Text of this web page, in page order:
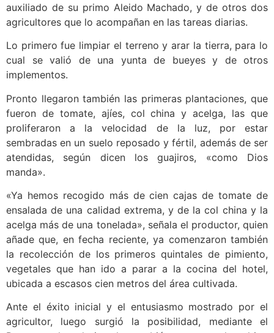
auxiliado de su primo Aleido Machado, y de otros dos
agricultores que lo acompañan en las tareas diarias.
Lo primero fue limpiar el terreno y arar la tierra, para lo
cual se valió de una yunta de bueyes y de otros
implementos.
Pronto llegaron también las primeras plantaciones, que
fueron de tomate, ajíes, col china y acelga, las que
proliferaron a la velocidad de la luz, por estar
sembradas en un suelo reposado y fértil, además de ser
atendidas, según dicen los guajiros, «como Dios
manda».
«Ya hemos recogido más de cien cajas de tomate de
ensalada de una calidad extrema, y de la col china y la
acelga más de una tonelada», señala el productor, quien
añade que, en fecha reciente, ya comenzaron también
la recolección de los primeros quintales de pimiento,
vegetales que han ido a parar a la cocina del hotel,
ubicada a escasos cien metros del área cultivada.
Ante el éxito inicial y el entusiasmo mostrado por el
agricultor, luego surgió la posibilidad, mediante el